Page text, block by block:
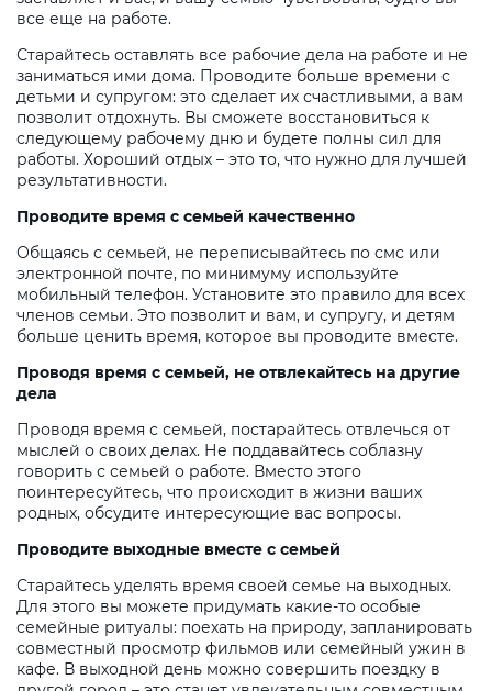
все еще на работе.
Старайтесь оставлять все рабочие дела на работе и не
заниматься ими дома. Проводите больше времени с
детьми и супругом: это сделает их счастливыми, а вам
позволит отдохнуть. Вы сможете восстановиться к
следующему рабочему дню и будете полны сил для
работы. Хороший отдых – это то, что нужно для лучшей
результативности.
Проводите время с семьей качественно
Общаясь с семьей, не переписывайтесь по смс или
электронной почте, по минимуму используйте
мобильный телефон. Установите это правило для всех
членов семьи. Это позволит и вам, и супругу, и детям
больше ценить время, которое вы проводите вместе.
Проводя время с семьей, не отвлекайтесь на другие
дела
Проводя время с семьей, постарайтесь отвлечься от
мыслей о своих делах. Не поддавайтесь соблазну
говорить с семьей о работе. Вместо этого
поинтересуйтесь, что происходит в жизни ваших
родных, обсудите интересующие вас вопросы.
Проводите выходные вместе с семьей
Старайтесь уделять время своей семье на выходных.
Для этого вы можете придумать какие-то особые
семейные ритуалы: поехать на природу, запланировать
совместный просмотр фильмов или семейный ужин в
кафе. В выходной день можно совершить поездку в